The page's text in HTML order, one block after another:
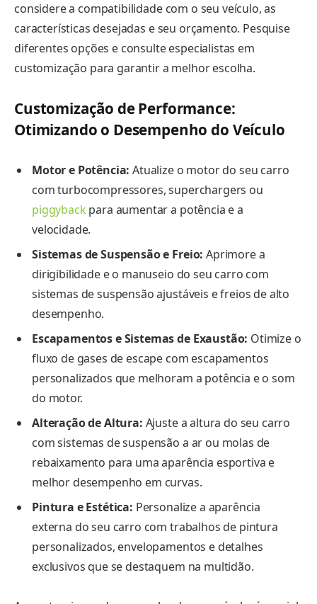
considere a compatibilidade com o seu veículo, as
características desejadas e seu orçamento. Pesquise
diferentes opções e consulte especialistas em
customização para garantir a melhor escolha.
Customização de Performance:
Otimizando o Desempenho do Veículo
Motor e Potência:Atualize o motor do seu carro
com turbocompressores, superchargers ou
piggyback para aumentar a potência e a
velocidade.
Sistemas de Suspensão e Freio: Aprimore a
dirigibilidade e o manuseio do seu carro com
sistemas de suspensão ajustáveis e freios de alto
desempenho.
Escapamentos e Sistemas de Exaustão: Otimize o
fluxo de gases de escape com escapamentos
personalizados que melhoram a potência e o som
do motor.
Alteração de Altura: Ajuste a altura do seu carro
com sistemas de suspensão a ar ou molas de
rebaixamento para uma aparência esportiva e
melhor desempenho em curvas.
Pintura e Estética: Personalize a aparência
externa do seu carro com trabalhos de pintura
personalizados, envelopamentos e detalhes
exclusivos que se destaquem na multidão.